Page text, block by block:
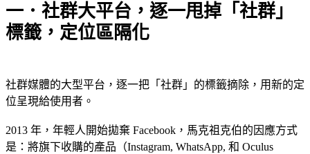
一．社群大平台，逐一甩掉「社群」
標籤，定位區隔化
社群媒體的大型平台，逐一把「社群」的標籤摘除，用新的定
位呈現給使用者。
2013 年，年輕人開始拋棄 Facebook，馬克祖克伯的因應方式
是：將旗下收購的產品（Instagram, WhatsApp, 和 Oculus